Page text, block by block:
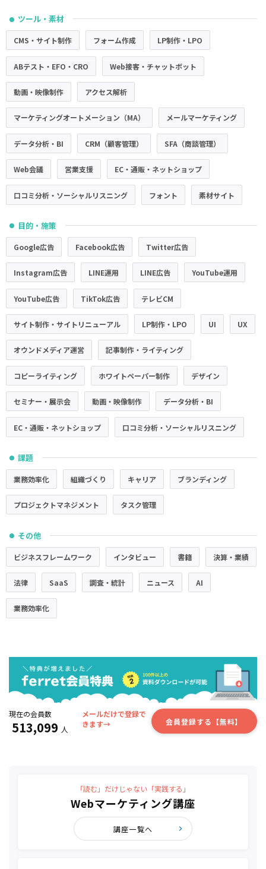
● ツール・素材
CMS・サイト制作 フォーム作成 LP制作・LPO
ABテスト・EFO・CRO Web接客・チャットボット
動画・映像制作 アクセス解析
マーケティングオートメーション（MA） メールマーケティング
データ分析・BI CRM（顧客管理） SFA（商談管理）
Web会議 営業支援 EC・通販・ネットショップ
口コミ分析・ソーシャルリスニング フォント 素材サイト
● 目的・施策
Google広告 Facebook広告 Twitter広告
Instagram広告 LINE運用 LINE広告 YouTube運用
YouTube広告 TikTok広告 テレビCM
サイト制作・サイトリニューアル LP制作・LPO UI UX
オウンドメディア運営 記事制作・ライティング
コピーライティング ホワイトペーパー制作 デザイン
セミナー・展示会 動画・映像制作 データ分析・BI
EC・通販・ネットショップ 口コミ分析・ソーシャルリスニング
● 課題
業務効率化 組織づくり キャリア ブランディング
プロジェクトマネジメント タスク管理
● その他
ビジネスフレームワーク インタビュー 書籍 決算・業績
法律 SaaS 調査・統計 ニュース AI
業務効率化
現在の会員数
513,099 人
メールだけで登録で
きます→
会員登録する【無料】
「読む」だけじゃない「実践する」
Webマーケティング講座
講座一覧へ